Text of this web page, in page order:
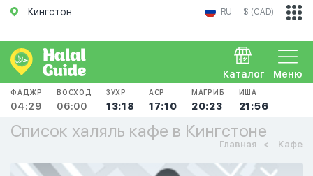
Кингстон RU $ (CAD)
Меню
Каталог
ФАДЖР
04:29
ВОСХОД
06:00
ЗУХР
13:18
АСР
17:10
МАГРИБ
20:23
ИША
21:56
Список халяль кафе в Кингстоне
Главная Кафе